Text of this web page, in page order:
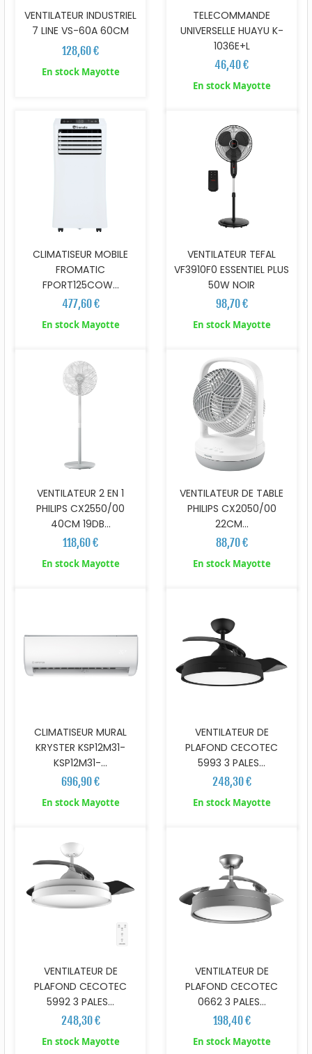
VENTILATEUR INDUSTRIEL
7 LINE VS-60A 60CM
128,60 €
En stock Mayotte
TELECOMMANDE
UNIVERSELLE HUAYU K-
1036E+L
46,40 €
En stock Mayotte
CLIMATISEUR MOBILE
FROMATIC
FPORT125COW...
477,60 €
En stock Mayotte
VENTILATEUR TEFAL
VF3910F0 ESSENTIEL PLUS
50W NOIR
98,70 €
En stock Mayotte
VENTILATEUR 2 EN 1
PHILIPS CX2550/00
40CM 19DB...
118,60 €
En stock Mayotte
VENTILATEUR DE TABLE
PHILIPS CX2050/00
22CM...
88,70 €
En stock Mayotte
CLIMATISEUR MURAL
KRYSTER KSP12M31-
KSP12M31-...
696,90 €
En stock Mayotte
VENTILATEUR DE
PLAFOND CECOTEC
5993 3 PALES...
248,30 €
En stock Mayotte
VENTILATEUR DE
PLAFOND CECOTEC
5992 3 PALES...
248,30 €
En stock Mayotte
VENTILATEUR DE
PLAFOND CECOTEC
0662 3 PALES...
198,40 €
En stock Mayotte